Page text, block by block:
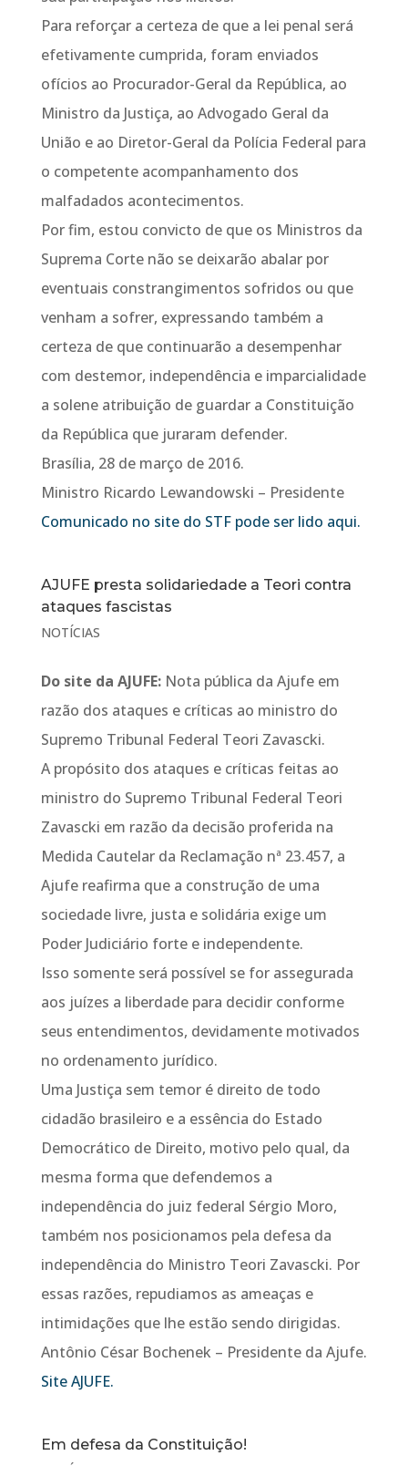
Para reforçar a certeza de que a lei penal será
efetivamente cumprida, foram enviados
ofícios ao Procurador-Geral da República, ao
Ministro da Justiça, ao Advogado Geral da
União e ao Diretor-Geral da Polícia Federal para
o competente acompanhamento dos
malfadados acontecimentos.
Por fim, estou convicto de que os Ministros da
Suprema Corte não se deixarão abalar por
eventuais constrangimentos sofridos ou que
venham a sofrer, expressando também a
certeza de que continuarão a desempenhar
com destemor, independência e imparcialidade
a solene atribuição de guardar a Constituição
da República que juraram defender.
Brasília, 28 de março de 2016.
Ministro Ricardo Lewandowski – Presidente
Comunicado no site do STF pode ser lido aqui.
AJUFE presta solidariedade a Teori contra
ataques fascistas
NOTÍCIAS
Do site da AJUFE:Nota pública da Ajufe em
razão dos ataques e críticas ao ministro do
Supremo Tribunal Federal Teori Zavascki.
A propósito dos ataques e críticas feitas ao
ministro do Supremo Tribunal Federal Teori
Zavascki em razão da decisão proferida na
Medida Cautelar da Reclamação nª 23.457, a
Ajufe reafirma que a construção de uma
sociedade livre, justa e solidária exige um
Poder Judiciário forte e independente.
Isso somente será possível se for assegurada
aos juízes a liberdade para decidir conforme
seus entendimentos, devidamente motivados
no ordenamento jurídico.
Uma Justiça sem temor é direito de todo
cidadão brasileiro e a essência do Estado
Democrático de Direito, motivo pelo qual, da
mesma forma que defendemos a
independência do juiz federal Sérgio Moro,
também nos posicionamos pela defesa da
independência do Ministro Teori Zavascki. Por
essas razões, repudiamos as ameaças e
intimidações que lhe estão sendo dirigidas.
Antônio César Bochenek – Presidente da Ajufe.
Site AJUFE.
Em defesa da Constituição!